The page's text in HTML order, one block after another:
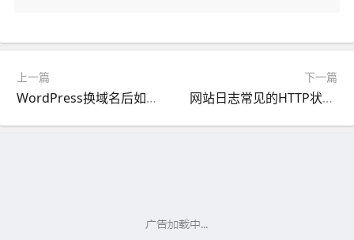
上一篇
WordPress换域名后如何全站快速替换旧域名？
下一篇
网站日志常见的HTTP状态码（Http Status Code）